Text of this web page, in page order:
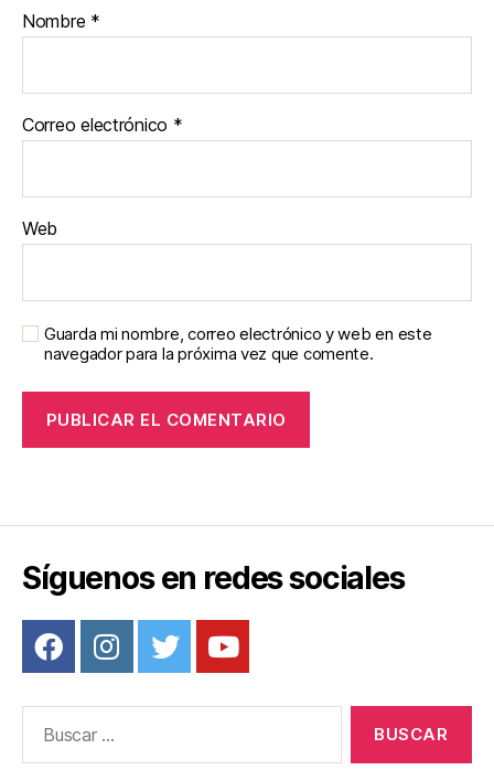
Nombre *
Correo electrónico *
Web
Guarda mi nombre, correo electrónico y web en este
navegador para la próxima vez que comente.
Síguenos en redes sociales